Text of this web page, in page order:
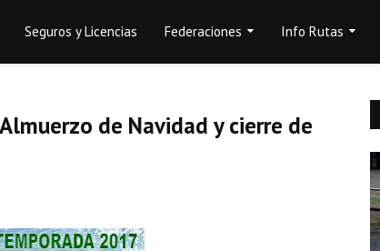
Seguros y Licencias Federaciones Info Rutas
de Navidad y cierre de